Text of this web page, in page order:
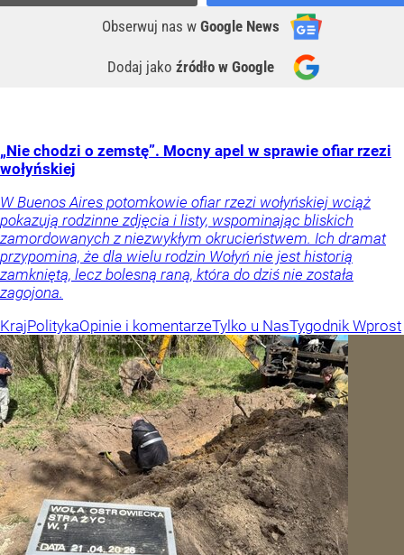
Obserwuj nas w Google News
Dodaj jako źródło w Google
„Nie chodzi o zemstę”. Mocny apel w sprawie ofiar rzezi
wołyńskiej
W Buenos Aires potomkowie ofiar rzezi wołyńskiej wciąż
pokazują rodzinne zdjęcia i listy, wspominając bliskich
zamordowanych z niezwykłym okrucieństwem. Ich dramat
przypomina, że dla wielu rodzin Wołyń nie jest historią
zamkniętą, lecz bolesną raną, która do dziś nie została
zagojona.
KrajPolitykaOpinie i komentarzeTylko u NasTygodnik Wprost